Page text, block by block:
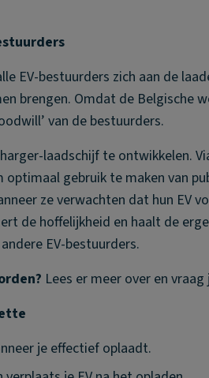
EV-bestuurders zich aan de
brengen. Omdat de Belgische
van de bestuurders.
laadschijf te ontwikkelen.
gebruik te maken van
ze verwachten dat hun EV
de hoffelijkheid en haalt de
EV-bestuurders.
Lees er meer over en
je effectief oplaadt.